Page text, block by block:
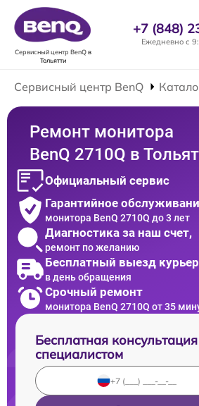
Сервисный центр BenQв
Тольятти
+7 (848)
Ежедневно с
Сервисный центр BenQ
Ремонт монитора
BenQ 2710Q в
Официальный сервис
Гарантийное
монитора BenQ 2710Q до 3 лет
Диагностика за наш счет,
ремонт по желанию
Бесплатный выезд
в день обращения
Срочный ремонт
монитора BenQ 2710Q от 35
Бесплатная
специалистом